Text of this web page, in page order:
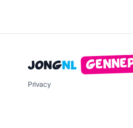
JongNL
Privacy